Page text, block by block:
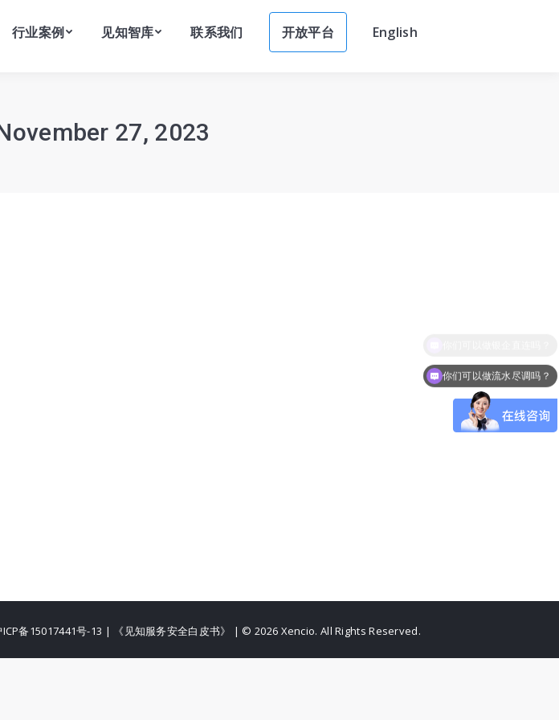
行业案例 见知智库 联系我们 开放平台 English
27, 2023
ICP备15017441号-13 | 《见知服务安全白皮书》 | © 2026 Xencio. All Rights Reserved.
行业案例 见知智库 联系我们 开放平台 English
你们可以做流水尽调吗？